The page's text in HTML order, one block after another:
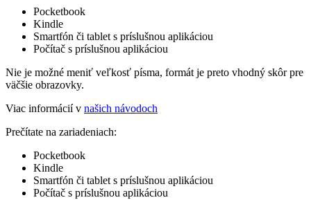
Pocketbook
Kindle
Smartfón či tablet s príslušnou aplikáciou
Počítač s príslušnou aplikáciou
Nie je možné meniť veľkosť písma, formát je preto vhodný skôr pre
väčšie obrazovky.
Viac informácií v našich návodoch
Prečítate na zariadeniach:
Pocketbook
Kindle
Smartfón či tablet s príslušnou aplikáciou
Počítač s príslušnou aplikáciou